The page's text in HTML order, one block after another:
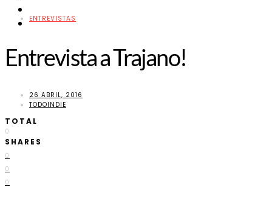
Contacto
ENTREVISTAS
Entrevista a Trajano!
26 ABRIL, 2016
TODOINDIE
TOTAL
0
SHARES
0
0
0